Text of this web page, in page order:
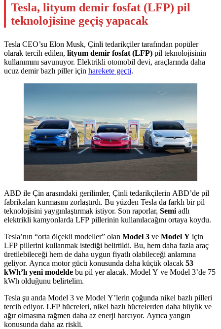
Tesla, lityum demir fosfat (LFP) pil
teknolojisine geçiş yapacak
Tesla CEO’su Elon Musk, Çinli tedarikçiler tarafından popüler
olarak tercih edilen, lityum demir fosfat (LFP) pil teknolojisinin
kullanımını savunuyor. Elektrikli otomobil devi, araçlarında daha
ucuz demir bazlı piller için harekete geçti.
ABD ile Çin arasındaki gerilimler, Çinli tedarikçilerin ABD’de pil
fabrikaları kurmasını zorlaştırdı. Bu yüzden Tesla da farklı bir pil
teknolojisini yaygınlaştırmak istiyor. Son raporlar, Semi adlı
elektrikli kamyonlarda LFP pillerinin kullanılacağını ortaya koydu.
Tesla’nın “orta ölçekli modeller” olan Model 3 ve Model Y için
LFP pillerini kullanmak istediği belirtildi. Bu, hem daha fazla araç
üretilebileceği hem de daha uygun fiyatlı olabileceği anlamına
geliyor. Ayrıca motor gücü konusunda daha küçük olacak 53
kWh’lı yeni modelde bu pil yer alacak. Model Y ve Model 3’de 75
kWh olduğunu belirtelim.
Tesla şu anda Model 3 ve Model Y’lerin çoğunda nikel bazlı pilleri
tercih ediyor. LFP hücreleri, nikel bazlı hücrelerden daha büyük ve
ağır olmasına rağmen daha az enerji harcıyor. Ayrıca yangın
konusunda daha az riskli.